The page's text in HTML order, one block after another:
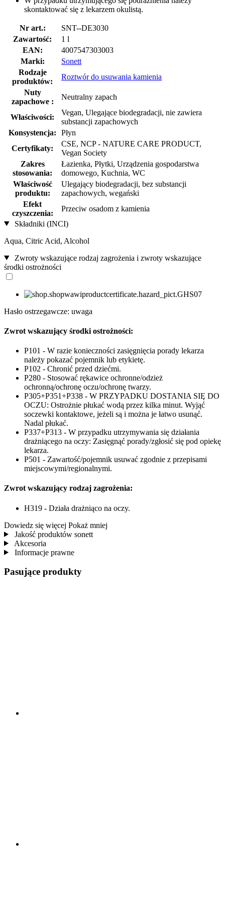
skontaktować się z lekarzem okulistą.
Nr art.:
SNT--DE3030
Zawartość:
1 l
EAN:
4007547303003
Marki:
Sonett
Rodzaje
produktów:
Roztwór do usuwania kamienia
Nuty
zapachowe :
Neutralny zapach
Właściwości:
Vegan, Ulegające biodegradacji, nie zawiera
substancji zapachowych
Konsystencja:
Płyn
Certyfikaty:
CSE, NCP - NATURE CARE PRODUCT,
Vegan Society
Zakres
stosowania:
Łazienka, Płytki, Urządzenia gospodarstwa
domowego, Kuchnia, WC
Właściwość
produktu:
Ulegający biodegradacji, bez substancji
zapachowych, wegański
Efekt
czyszczenia:
Przeciw osadom z kamienia
Składniki (INCI)
Aqua, Citric Acid, Alcohol
Zwroty wskazujące rodzaj zagrożenia i zwroty wskazujące
środki ostrożności
Hasło ostrzegawcze: uwaga
Zwrot wskazujący środki ostrożności:
P101 - W razie konieczności zasięgnięcia porady lekarza
należy pokazać pojemnik lub etykietę.
P102 - Chronić przed dziećmi.
P280 - Stosować rękawice ochronne/odzież
ochronną/ochronę oczu/ochronę twarzy.
P305+P351+P338 - W PRZYPADKU DOSTANIA SIĘ DO
OCZU: Ostrożnie płukać wodą przez kilka minut. Wyjąć
soczewki kontaktowe, jeżeli są i można je łatwo usunąć.
Nadal płukać.
P337+P313 - W przypadku utrzymywania się działania
drażniącego na oczy: Zasięgnąć porady/zgłosić się pod opiekę
lekarza.
P501 - Zawartość/pojemnik usuwać zgodnie z przepisami
miejscowymi/regionalnymi.
Zwrot wskazujący rodzaj zagrożenia:
H319 - Działa drażniąco na oczy.
Dowiedz się więcej Pokaż mniej
Jakość produktów sonett
Akcesoria
Informacje prawne
Pasujące produkty